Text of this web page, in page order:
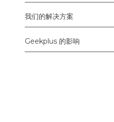
我们的解决方案
Geekplus 的影响